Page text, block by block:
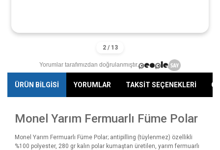
Yorumlar tarafımızdan doğrulanmıştır.
ÜRÜN BİLGİSİ YORUMLAR TAKSİT SEÇENEKLERİ
Monel Yarım Fermuarlı Füme Polar
Monel Yarım Fermuarlı Füme Polar; antipilling (tüylenmez) özellikli
%100 polyester, 280 gr kalın polar kumaştan üretilen, yarım fermuarlı